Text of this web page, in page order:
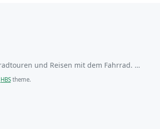
und Reisen mit dem Fahrrad. …
HBStheme.